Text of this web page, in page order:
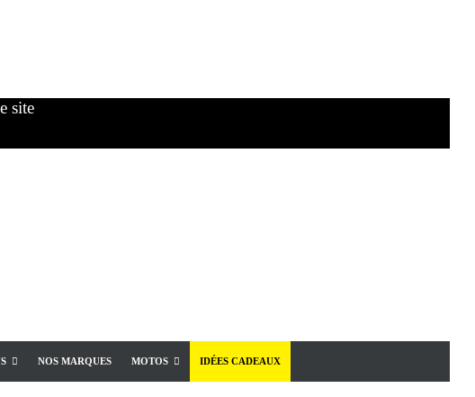
site
NOS MARQUES MOTOS IDÉES CADEAUX